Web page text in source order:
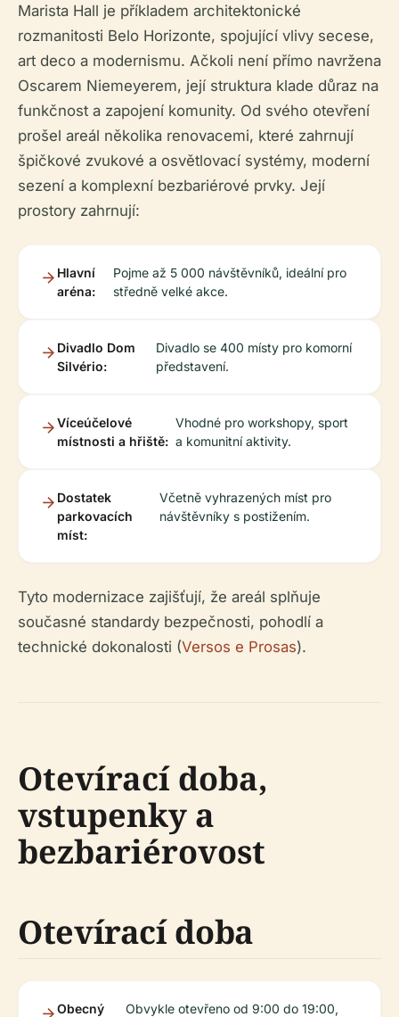
Marista Hall je příkladem architektonické
rozmanitosti Belo Horizonte, spojující vlivy secese,
art deco a modernismu. Ačkoli není přímo navržena
Oscarem Niemeyerem, její struktura klade důraz na
funkčnost a zapojení komunity. Od svého otevření
prošel areál několika renovacemi, které zahrnují
špičkové zvukové a osvětlovací systémy, moderní
sezení a komplexní bezbariérové prvky. Její
prostory zahrnují:
Hlavní
aréna:
Pojme až 5 000 návštěvníků, ideální pro
středně velké akce.
Divadlo Dom
Silvério:
Divadlo se 400 místy pro komorní
představení.
Víceúčelové
místnosti a hřiště:
Vhodné pro workshopy, sport
a komunitní aktivity.
Dostatek
parkovacích
míst:
Včetně vyhrazených míst pro
návštěvníky s postižením.
Tyto modernizace zajišťují, že areál splňuje
současné standardy bezpečnosti, pohodlí a
technické dokonalosti (Versos e Prosas).
Otevírací doba,
vstupenky a
bezbariérovost
Otevírací doba
Obecný
Obvykle otevřeno od 9:00 do 19:00,